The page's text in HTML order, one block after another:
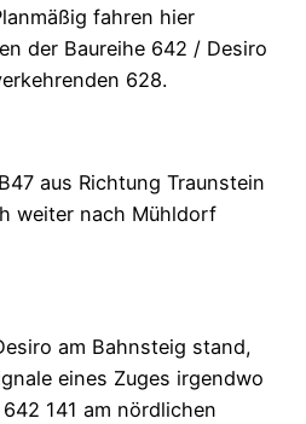
fahren hier
der Baureihe 642 / Desiro
628.
aus Richtung Traunstein
weiter nach Mühldorf
am Bahnsteig stand,
eines Zuges irgendwo
141 am nördlichen